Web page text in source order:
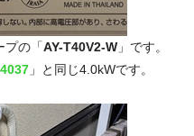
プの「AY-T40V2-W 」です。
」と同じ4.0kWです。